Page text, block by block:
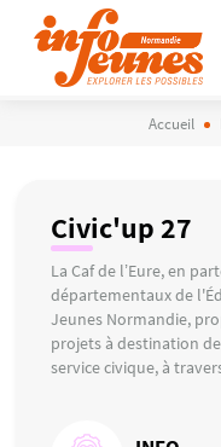
Accueil
Civic'up 27
La Caf de l’Eure, en
départementaux de
Jeunes Normandie,
projets à destination
service civique, à